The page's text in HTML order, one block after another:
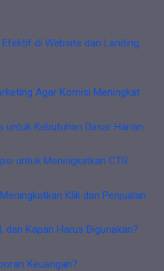
di Website dan Landing
Agar Komisi Meningkat
untuk Kebutuhan Dasar Harian
untuk Meningkatkan CTR
Klik dan Penjualan
Kapan Harus Digunakan?
Keuangan?